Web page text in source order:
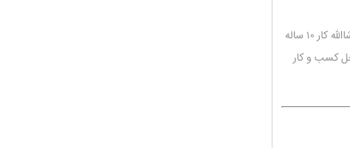
وزیر ارتباطات و فناوری اطلاعات گفت: دولت سیزدهم مصمم است که ان شاالله کار ۱۰ ساله
به ۲۰ میلیون خانه و محل کسب و کار